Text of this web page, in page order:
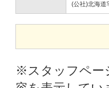
(公社)北海道
※スタッフペー